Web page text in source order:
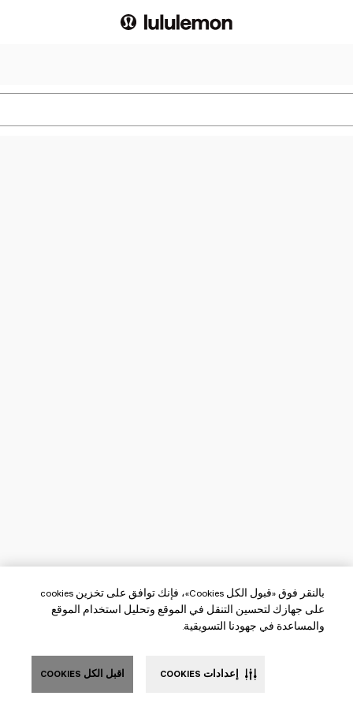
بالنقر فوق «قبول الكل Cookies»، فإنك توافق على تخزين cookies
على جهازك لتحسين التنقل في الموقع وتحليل استخدام الموقع
والمساعدة في جهودنا التسويقية.
اقبل الكل COOKIES إعدادات COOKIES